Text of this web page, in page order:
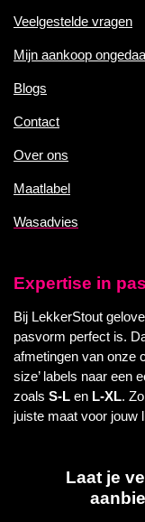
Veelgestelde vragen
Mijn aankoop
Blogs
Contact
Over ons
Maatlabel
Wasadvies
Expertise in
Bij LekkerStout
pasvorm perfect is.
afmetingen van onze
size’ labels naar een
zoals S-L en L-XL.
juiste maat voor jouw
Laat je